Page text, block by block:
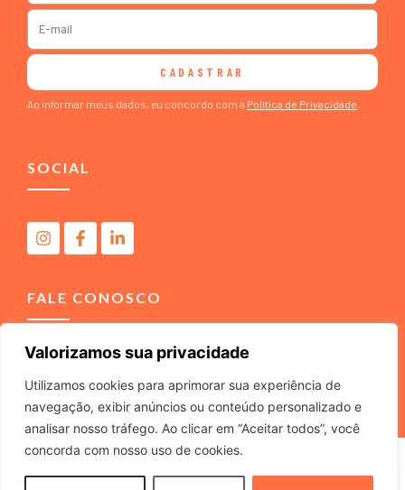
Valorizamos sua privacidade
Utilizamos cookies para aprimorar sua experiência de
navegação, exibir anúncios ou conteúdo personalizado e
analisar nosso tráfego. Ao clicar em “Aceitar todos”, você
concorda com nosso uso de cookies.
CADASTRAR
Ao informar meus dados, eu concordo com a Política de Privacidade
SOCIAL
FALE CONOSCO
(11) 4040-3666 contato@m2comunicacao.com.br
M2 COMUNICACAO JURIDICA LTDA – ME – CNPJ
22.040.734/0001-37 – Rua Tabajaras, 439 – Tel. (11) 4040-